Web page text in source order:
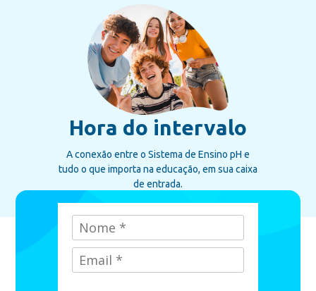
Hora do intervalo
A conexão entre o Sistema de Ensino pH e
tudo o que importa na educação, em sua caixa
de entrada.